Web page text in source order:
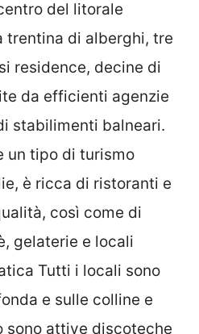
del litorale
trentina di alberghi, tre
residence, decine di
da efficienti agenzie
stabilimenti balneari.
un tipo di turismo
è ricca di ristoranti e
così come di
gelaterie e locali
Tutti i locali sono
e sulle colline e
sono attive discoteche